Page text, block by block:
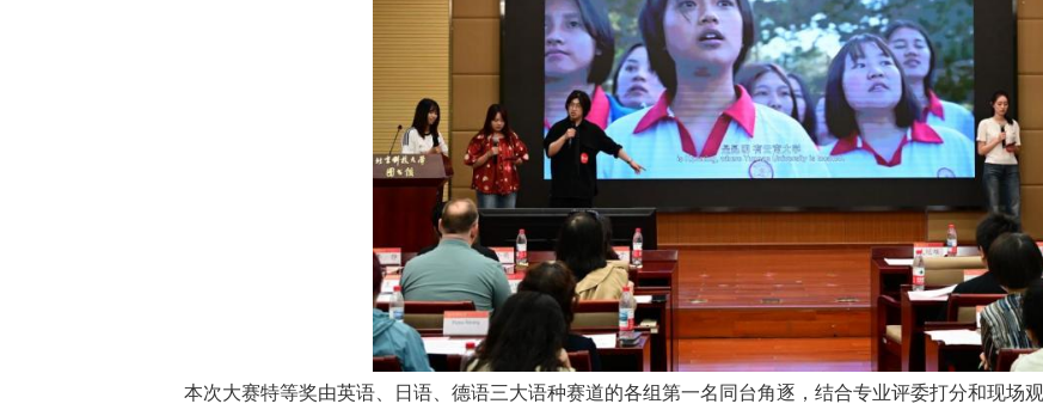
本次大赛特等奖由英语、日语、德语三大语种赛道的各组第一名同台角逐，结合专业评委打分和现场